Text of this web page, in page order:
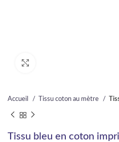
Accueil Tissu coton au mètre
Tissu bleu en coton